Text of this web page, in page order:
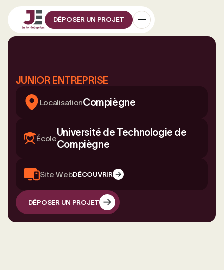
DÉPOSER UN PROJET
JUNIOR ENTREPRISE
LocalisationCompiègne
École
Université de Technologie de
Compiègne
Site WebDÉCOUVRIR
DÉPOSER UN PROJET